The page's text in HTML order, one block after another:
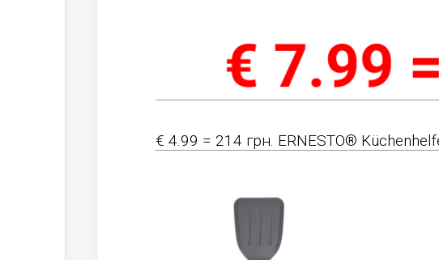
€ 4.99 = 214 грн. ERNESTO®